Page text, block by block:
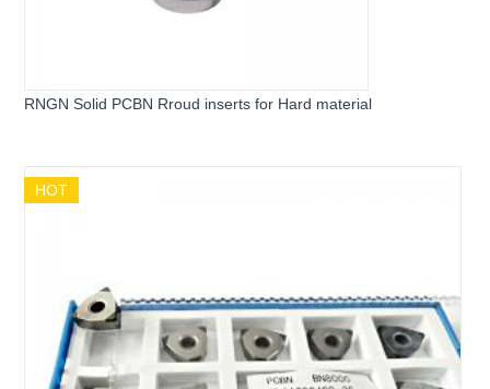
RNGN Solid PCBN Rroud inserts for Hard material
HOT